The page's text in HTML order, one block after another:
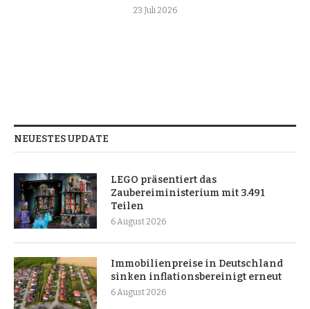
23 Juli 2026
NEUESTES UPDATE
LEGO präsentiert das
Zaubereiministerium mit 3.491
Teilen
6 August 2026
Immobilienpreise in Deutschland
sinken inflationsbereinigt erneut
6 August 2026